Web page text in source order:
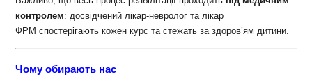
контролем: досвідчений лікар-невролог та лікар
ФРМ спостерігають кожен курс та стежать за здоров’ям дитини.
Чому обирають нас